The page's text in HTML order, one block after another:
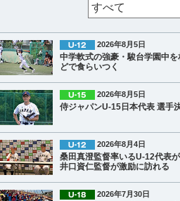
2026年8月5日
中学軟式の強豪・駿台学園中
どで食らいつく
2026年8月5日
侍ジャパンU-15日本代表 選手
2026年8月4日
桑田真澄監督率いるU-12代表
井口資仁監督が激励に訪れる
2026年7月30日